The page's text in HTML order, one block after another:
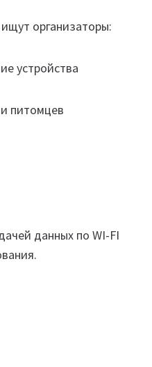
организаторы:
устройства
питомцев
данных по WI-FI